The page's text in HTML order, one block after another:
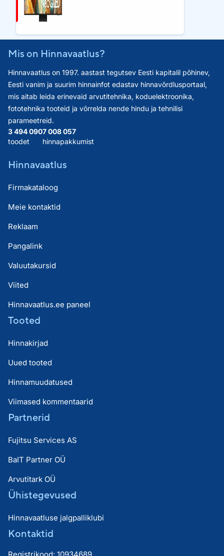
Mis on Hinnavaatlus?
Hinnavaatlus on 1997. aastast tegutsev Eesti kapitalil põhinev,
Eesti vanim ja suurim hinnainfot edastav hinnavõrdlusportaal,
mis aitab leida erinevaid arvutitehnika, koduelektroonika,
fototehnika tooteid ja võrrelda nende hindu ja tehnilisi
parameetreid.
3 494 090
toodet
7 008 057
hinnapakkumist
Hinnavaatlus
Firmakataloog
Meie kontaktid
Reklaam
Pangalink
Valuutakursid
Viited
Hinnavaatlus.ee paneel
Tooted
Hinnakirjad
Uued tooted
Hinnamuudatused
Viimased kommentaarid
Partnerid
Fujitsu Services AS
BaIT Partner OÜ
Arvutitark OÜ
Ühistegevused
Hinnavaatluse jalgpalliklubi
Kontaktid
Registrikood: 10934689